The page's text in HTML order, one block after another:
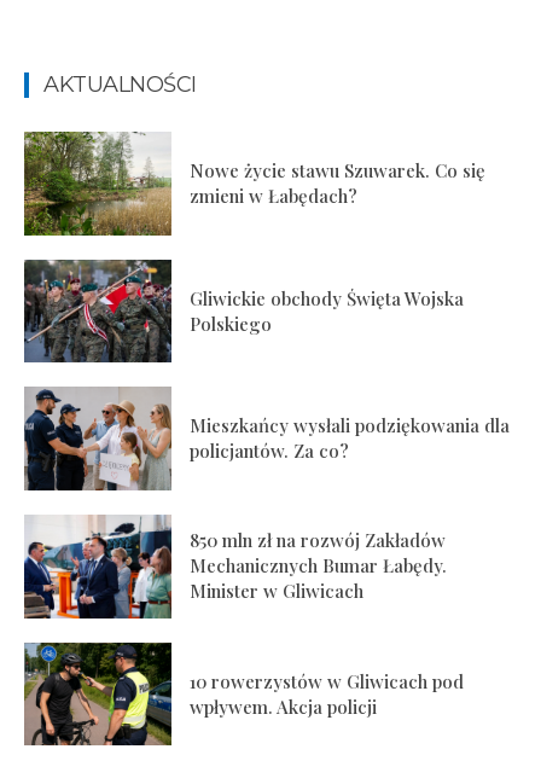
AKTUALNOŚCI
Nowe życie stawu Szuwarek. Co się
zmieni w Łabędach?
Gliwickie obchody Święta Wojska
Polskiego
Mieszkańcy wysłali podziękowania dla
policjantów. Za co?
850 mln zł na rozwój Zakładów
Mechanicznych Bumar Łabędy.
Minister w Gliwicach
10 rowerzystów w Gliwicach pod
wpływem. Akcja policji